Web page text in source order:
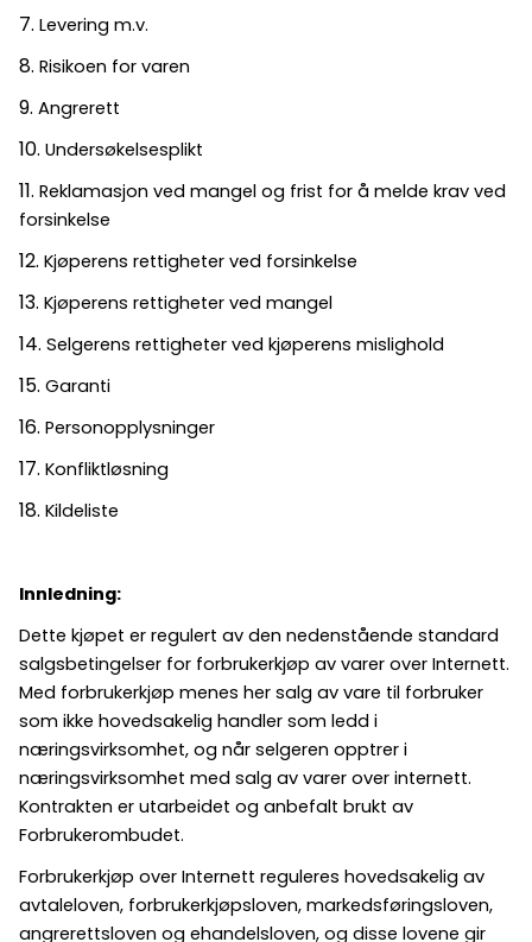
Levering m.v.
Risikoen for varen
Angrerett
Undersøkelsesplikt
Reklamasjon ved mangel og frist for å melde krav ved
forsinkelse
Kjøperens rettigheter ved forsinkelse
Kjøperens rettigheter ved mangel
Selgerens rettigheter ved kjøperens mislighold
Garanti
Personopplysninger
Konfliktløsning
Kildeliste
Innledning:
Dette kjøpet er regulert av den nedenstående standard
salgsbetingelser for forbrukerkjøp av varer over Internett.
Med forbrukerkjøp menes her salg av vare til forbruker
som ikke hovedsakelig handler som ledd i
næringsvirksomhet, og når selgeren opptrer i
næringsvirksomhet med salg av varer over internett.
Kontrakten er utarbeidet og anbefalt brukt av
Forbrukerombudet.
Forbrukerkjøp over Internett reguleres hovedsakelig av
avtaleloven, forbrukerkjøpsloven, markedsføringsloven,
angrerettsloven og ehandelsloven, og disse lovene gir